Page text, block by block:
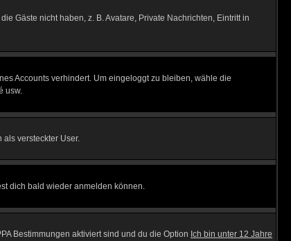
Gäste nicht haben, z. B. Avatare, Private Nachrichten, Eintritt in
Accounts verhindert. Um eingeloggt zu bleiben, wähle die
usw.
versteckter User.
dich bald wieder anmelden können.
Bestimmungen aktiviert sind und du die Option Ich bin unter 12 Jahre